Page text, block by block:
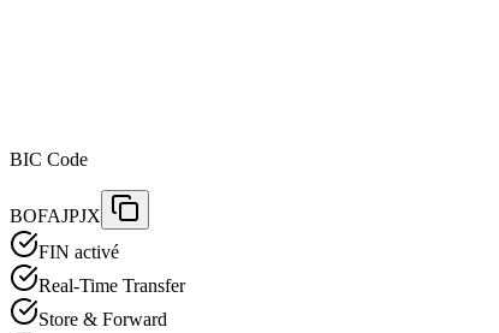
BIC Code
BOFAJPJX
FIN activé
Real-Time Transfer
Store & Forward